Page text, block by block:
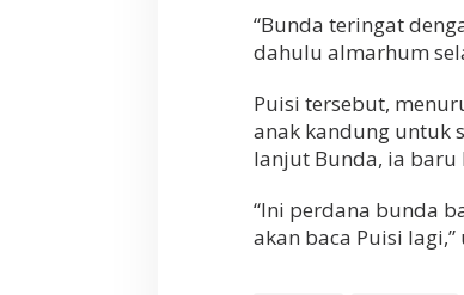
g
u
g
“Bunda teringat
dahulu almarhum
Puisi tersebut,
anak kandung untuk
lanjut Bunda, ia baru
“Ini perdana bunda
akan baca Puisi lagi,”